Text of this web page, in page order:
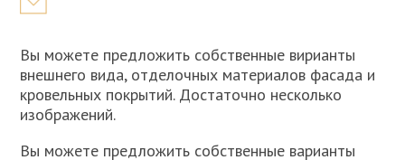
Вы можете предложить собственные вирианты
внешнего вида, отделочных материалов фасада и
кровельных покрытий. Достаточно несколько
изображений.
Вы можете предложить собственные варианты